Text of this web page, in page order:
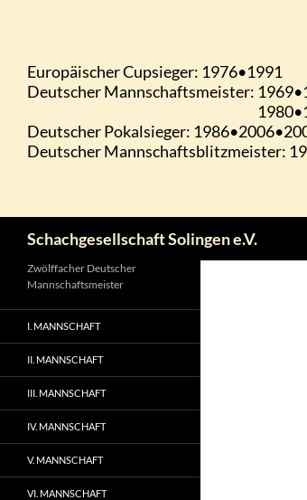
Schachgesellschaft Solingen e.V.
Zwölffacher Deutscher
Mannschaftsmeister
I. MANNSCHAFT
II. MANNSCHAFT
III. MANNSCHAFT
IV. MANNSCHAFT
V. MANNSCHAFT
VI. MANNSCHAFT